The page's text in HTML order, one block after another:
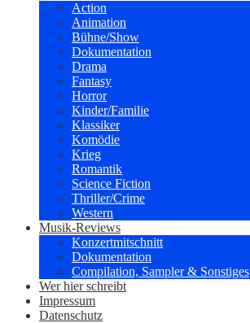
Action
Animation
Bühne/Show
Dokumentation
Drama
Fantasy
Horror
Kinder/Familie
Klassiker
Komödie
Krieg
Romantik
Science Fiction
Thriller/Crime
Western
Musik-Reviews
Konzertmitschnitt
Dokumentation
Compilation, Sampler & Sonstiges
Wer hier schreibt
Impressum
Datenschutz